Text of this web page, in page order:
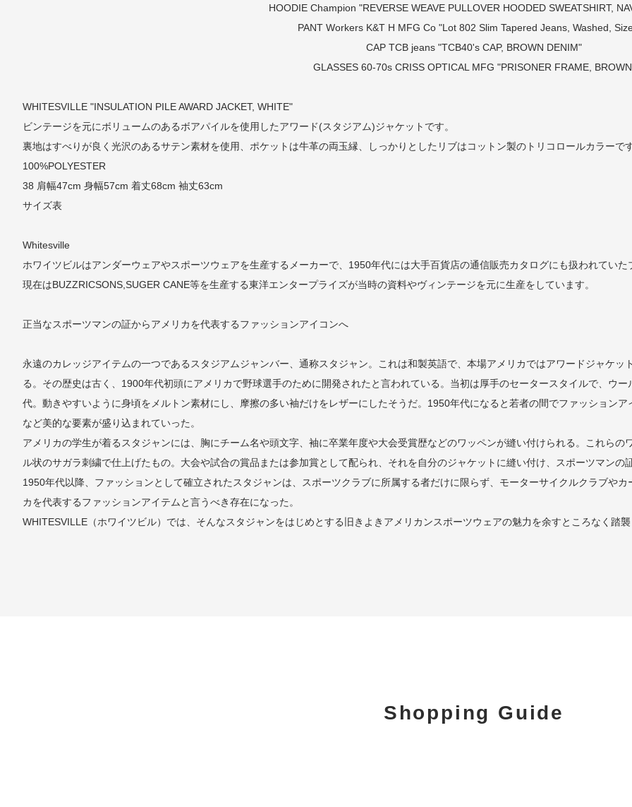
HOODIE Champion "REVERSE WEAVE PULLOVER HOODED SWEATSHIRT,
PANT Workers K&T H MFG Co "Lot 802 Slim Tapered Jeans, Washed,
CAP TCB jeans "TCB40's CAP, BROWN DENIM"
GLASSES 60-70s CRISS OPTICAL MFG "PRISONER FRAME,
WHITESVILLE "INSULATION PILE AWARD JACKET, WHITE"
ビンテージを元にボリュームのあるボアパイルを使用したアワード(スタジアム)ジャケットです。
裏地はすべりが良く光沢のあるサテン素材を使用、ポケットは牛革の両玉縁、しっかりとしたリブはコットン製のトリコロールカラーで
100%POLYESTER
38 肩幅47cm 身幅57cm 着丈68cm 袖丈63cm
サイズ表
Whitesville
ホワイツビルはアンダーウェアやスポーツウェアを生産するメーカーで、1950年代には大手百貨店の通信販売カタログにも扱われていた
現在はBUZZRICSONS,SUGER CANE等を生産する東洋エンタープライズが当時の資料やヴィンテージを元に生産をしています。
正当なスポーツマンの証からアメリカを代表するファッションアイコンへ
永遠のカレッジアイテムの一つであるスタジアムジャンバー、通称スタジャン。これは和製英語で、本場アメリカではアワードジャケ
る。その歴史は古く、1900年代初頭にアメリカで野球選手のために開発されたと言われている。当初は厚手のセータースタイルで、ウ
代。動きやすいように身頃をメルトン素材にし、摩擦の多い袖だけをレザーにしたそうだ。1950年代になると若者の間でファッション
など美的な要素が盛り込まれていった。
アメリカの学生が着るスタジャンには、胸にチーム名や頭文字、袖に卒業年度や大会受賞歴などのワッペンが縫い付けられる。これら
ル状のサガラ刺繍で仕上げたもの。大会や試合の賞品または参加賞として配られ、それを自分のジャケットに縫い付け、スポーツマンの
1950年代以降、ファッションとして確立されたスタジャンは、スポーツクラブに所属する者だけに限らず、モーターサイクルクラブや
カを代表するファッションアイテムと言うべき存在になった。
WHITESVILLE（ホワイツビル）では、そんなスタジャンをはじめとする旧きよきアメリカンスポーツウェアの魅力を余すところなく踏
Shopping Guide